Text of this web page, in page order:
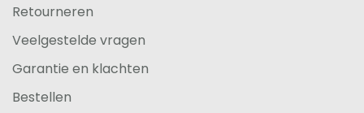
Retourneren
Veelgestelde vragen
Garantie en klachten
Bestellen